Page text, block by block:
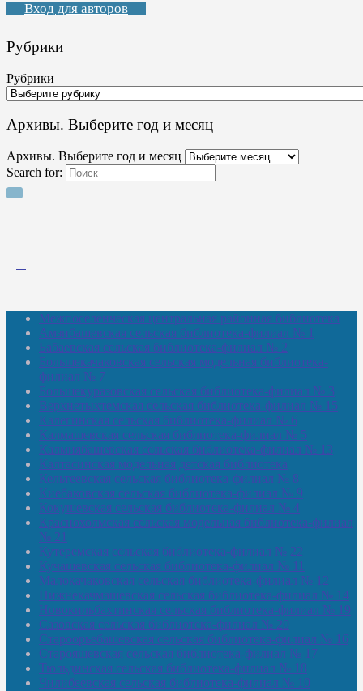
Вход для авторов
Рубрики
Рубрики
Архивы. Выберите год и месяц
Архивы. Выберите год и месяц
Search for:
Межпоселенческая центральная районная библиотека
Амзибашевская сельская библиотека-филиал № 1
Бабаевская сельская библиотека-филиал № 2
Большекачаковская сельская модельная библиотека-
филиал № 7
Большекуразовская сельская библиотека-филиал № 3
Верхнетыхтемская сельская библиотека-филиал № 15
Калегинская сельская библиотека-филиал № 6
Калмашевская сельская библиотека-филиал № 5
Калмиябашевская сельская библиотека-филиал № 13
Калтасинская модельная детская библиотека
Кельтеевская сельская библиотека-филиал № 8
Киебаковская сельская библиотека-филиал № 9
Кокушевская сельская библиотека-филиал № 4
Краснохолмская сельская модельная библиотека-филиал
№ 21
Кутеремская сельская библиотека-филиал № 22
Кучашевская сельская библиотека-филиал № 11
Малокачаковская сельская библиотека-филиал № 12
Нижнекачмашевская сельская библиотека-филиал № 14
Новокильбахтинская сельская библиотека-филиал № 19
Сазовская сельская библиотека-филиал № 20
Староорьебашевская сельская библиотека-филиал № 16
Старояшевская сельская библиотека-филиал № 17
Тюльдинская сельская библиотека-филиал № 18
Чилибеевская сельская библиотека-филиал № 10